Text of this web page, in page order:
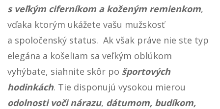
s veľkým ciferníkom a koženým remienkom,
vďaka ktorým ukážete vašu mužskosť
a spoločenský status. Ak však práve nie ste typ
elegána a košeliam sa veľkým oblúkom
vyhýbate, siahnite skôr po športových
hodinkách. Tie disponujú vysokou mierou
odolnosti voči nárazu, dátumom, budíkom,